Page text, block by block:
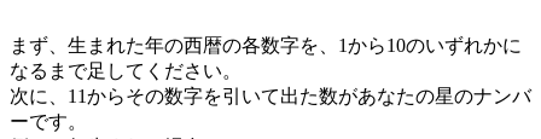
まず、生まれた年の西暦の各数字を、1から10のいずれかに
なるまで足してください。
次に、11からその数字を引いて出た数があなたの星のナンバ
ーです。